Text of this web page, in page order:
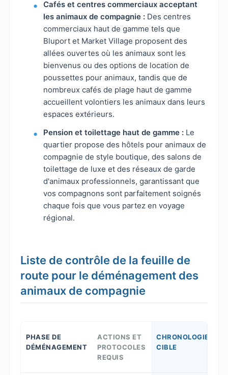
Cafés et centres commerciaux acceptant
les animaux de compagnie : Des centres
commerciaux haut de gamme tels que
Bluport et Market Village proposent des
allées ouvertes où les animaux sont les
bienvenus ou des options de location de
poussettes pour animaux, tandis que de
nombreux cafés de plage haut de gamme
accueillent volontiers les animaux dans leurs
espaces extérieurs.
Pension et toilettage haut de gamme : Le
quartier propose des hôtels pour animaux de
compagnie de style boutique, des salons de
toilettage de luxe et des réseaux de garde
d'animaux professionnels, garantissant que
vos compagnons sont parfaitement soignés
chaque fois que vous partez en voyage
régional.
Liste de contrôle de la feuille de
route pour le déménagement des
animaux de compagnie
PHASE DE
DÉMÉNAGEMENT
ACTIONS ET
PROTOCOLES
REQUIS
CHRONOLOGIE
CIBLE